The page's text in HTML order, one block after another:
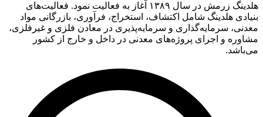
هلدینگ زرمش در سال ۱۳۸۹ آغاز به فعالیت‌ نمود. فعالیت‌های
بنیادی هلدینگ شامل اکتشاف، استخراج، فرآوری، بازرگانی مواد
معدنی، سرمایه‌گذاری و سرمایه‌پذیری در معادن فلزی و غیرفلزی،
مشاوره و اجرای پروژه‌های معدنی در داخل و خارج از کشور
می‌باشد.